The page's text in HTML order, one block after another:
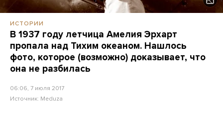
ИСТОРИИ
В 1937 году летчица Амелия Эрхарт
пропала над Тихим океаном. Нашлось
фото, которое (возможно) доказывает, что
она не разбилась
06:06, 7 июля 2017
Источник: Meduza